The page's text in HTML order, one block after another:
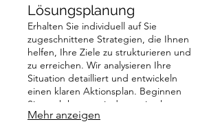
Lösungsplanung
Erhalten Sie individuell auf Sie
zugeschnittene Strategien, die Ihnen
helfen, Ihre Ziele zu strukturieren und
zu erreichen. Wir analysieren Ihre
Situation detailliert und entwickeln
einen klaren Aktionsplan. Beginnen
Sie noch heute mit der optimalen
Gestaltung Ihrer Zukunft.
Mehr anzeigen